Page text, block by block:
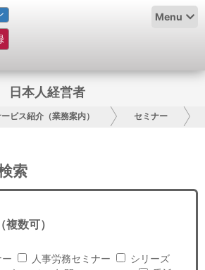
Menu
日本人経営者
ビス紹介（業務案内） セミナー
索
数可）
人事労務セミナー
シリーズ